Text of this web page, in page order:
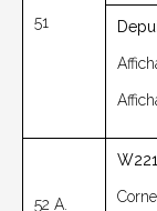
51
52 A.